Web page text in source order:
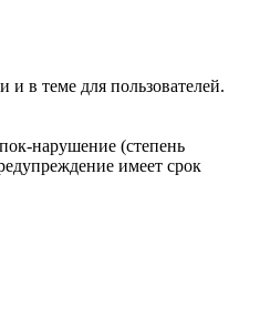
в теме для пользователей.
нарушение (степень
имеет срок